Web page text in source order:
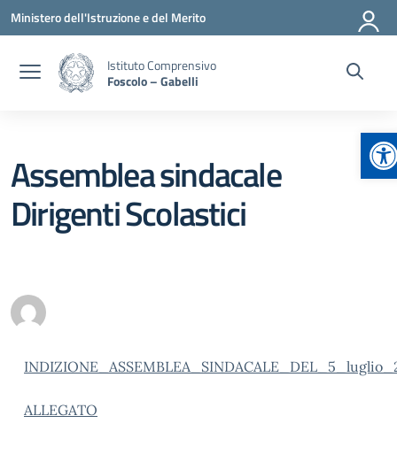
Vai ai contenuti
Vai al menu di navigazione
Vai al footer
Ministero dell'Istruzione e del Merito
Istituto Comprensivo
Foscolo – Gabelli
Assemblea sindacale
Dirigenti Scolastici
ALLEGATO